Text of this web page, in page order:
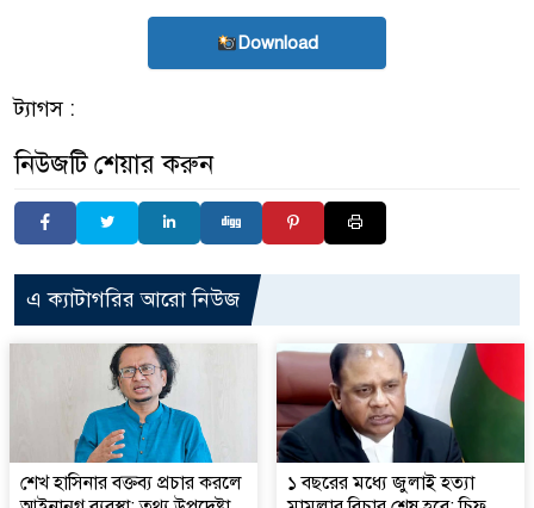
Download
ট্যাগস :
নিউজটি শেয়ার করুন
এ ক্যাটাগরির আরো নিউজ
শেখ হাসিনার বক্তব্য প্রচার করলে
১ বছরের মধ্যে জুলাই হত্যা